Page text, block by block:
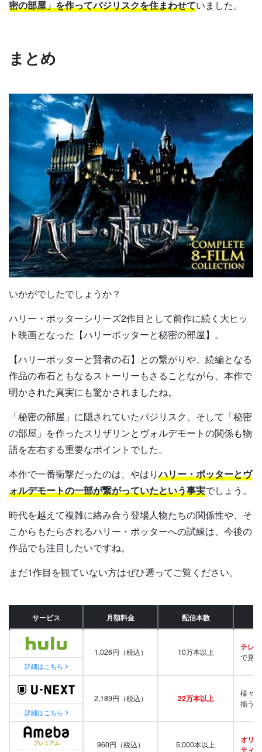
密の部屋」を作ってバジリスクを住まわせていました。
まとめ
いかがでしたでしょうか？
ハリー・ポッターシリーズ2作目として前作に続く大ヒッ
ト映画となった【ハリーポッターと秘密の部屋】。
【ハリーポッターと賢者の石】との繋がりや、続編となる
作品の布石ともなるストーリーもさることながら、本作で
明かされた真実にも驚かされましたね。
「秘密の部屋」に隠されていたバジリスク、そして「秘密
の部屋」を作ったスリザリンとヴォルデモートの関係も物
語を左右する重要なポイントでした。
本作で一番衝撃だったのは、やはりハリー・ポッターとヴ
ォルデモートの一部が繋がっていたという事実でしょう。
時代を越えて複雑に絡み合う登場人物たちの関係性や、そ
こからもたらされるハリー・ポッターへの試練は、今後の
作品でも注目したいですね。
まだ1作目を観ていない方はぜひ遡ってご覧ください。
サービス 月額料金 配信本数
詳細はこちら
1,026円（税込） 10万本以上 テレビ
で見
詳細はこちら
2,189円（税込） 22万本以上
様々
揃う
960円（税込） 5,000本以上
オリ
ティ